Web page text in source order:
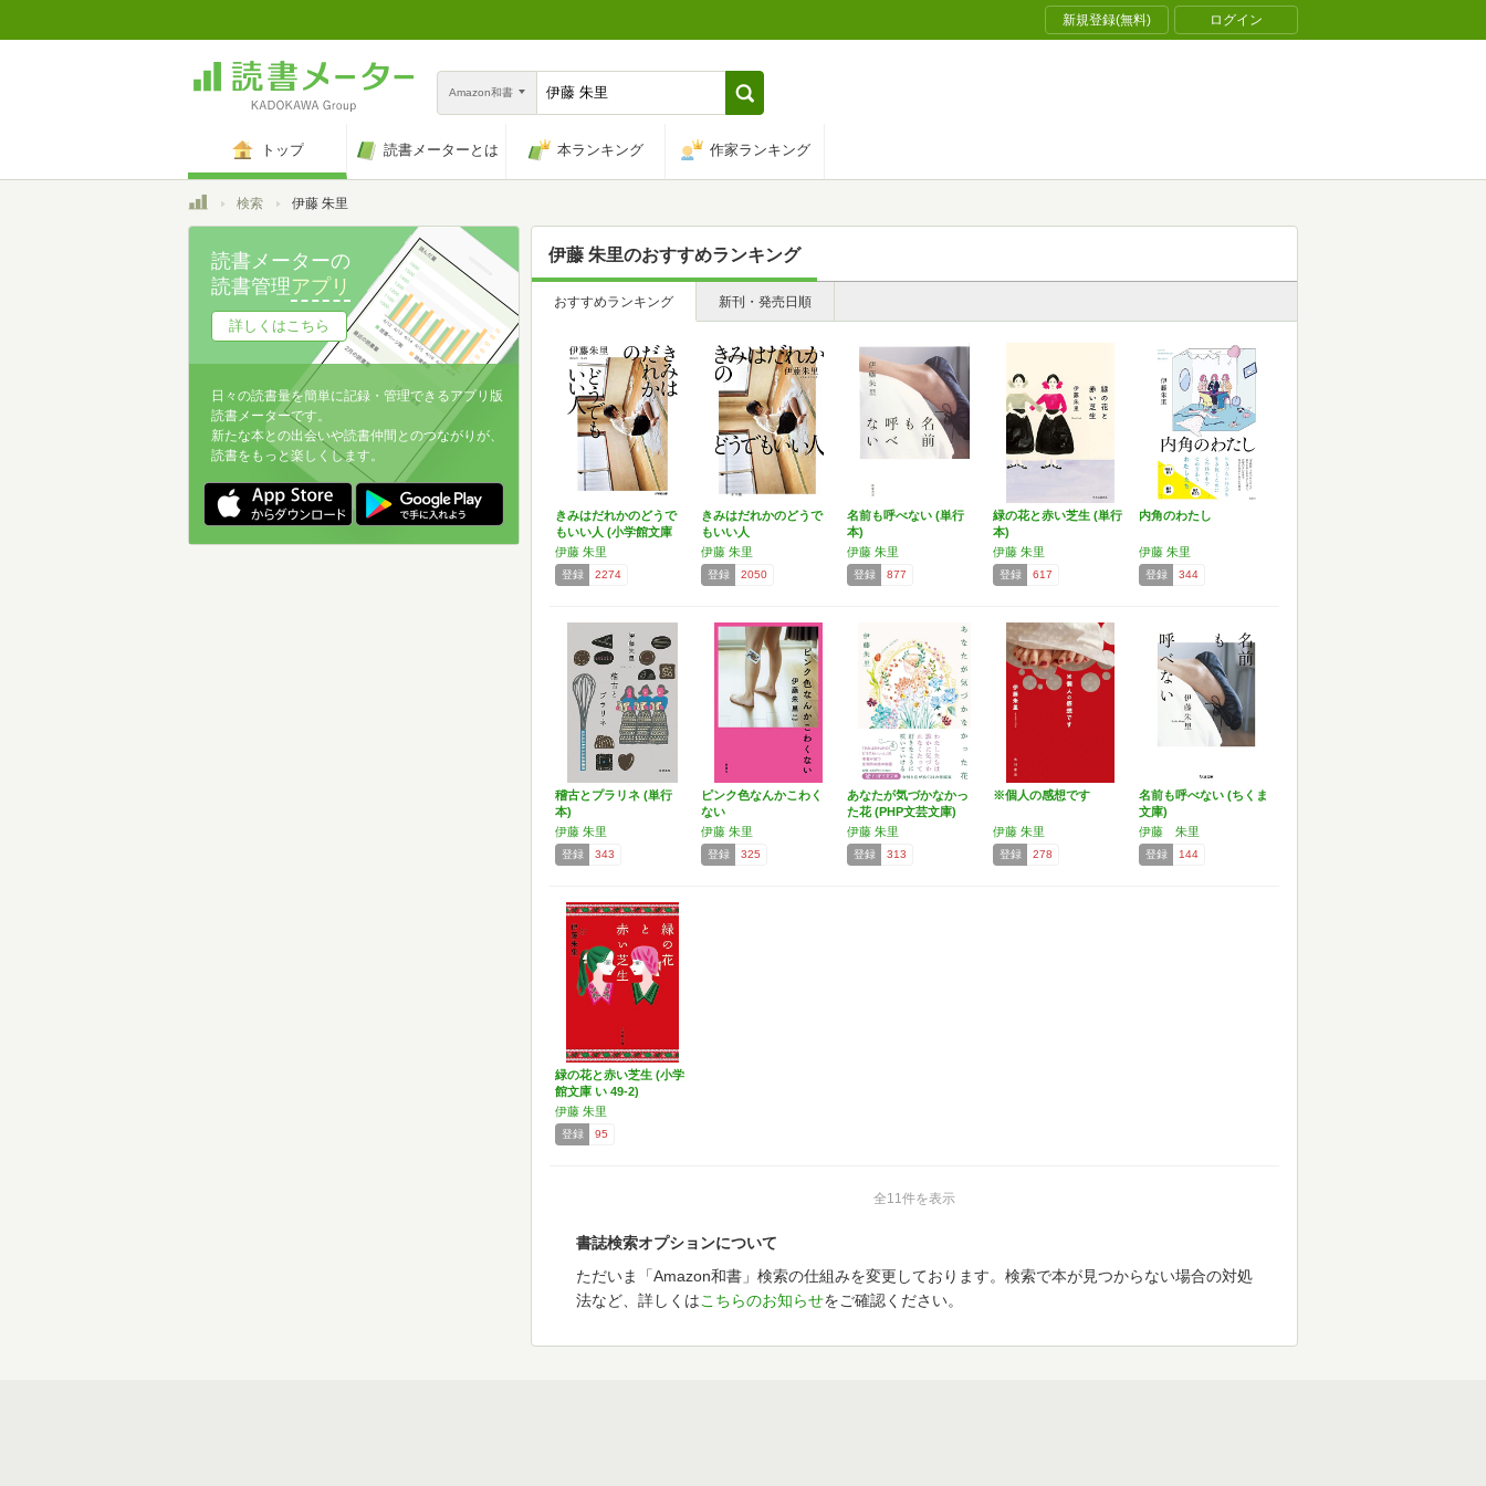
新規登録(無料) ログイン
Amazon和書
トップ 読書メーターとは 本ランキング 作家ランキング
トップ検索 伊藤 朱里
伊藤 朱里のおすすめランキング
おすすめランキング 新刊・発売日順
きみはだれかのどうで
もいい人 (小学館文庫
…
伊藤 朱里
登録 2274
きみはだれかのどうで
もいい人
伊藤 朱里
登録 2050
名前も呼べない (単行
本)
伊藤 朱里
登録 877
緑の花と赤い芝生 (単行
本)
伊藤 朱里
登録 617
内角のわたし
伊藤 朱里
登録 344
稽古とプラリネ (単行
本)
伊藤 朱里
登録 343
ピンク色なんかこわく
ない
伊藤 朱里
登録 325
あなたが気づかなかっ
た花 (PHP文芸文庫)
伊藤 朱里
登録 313
※個人の感想です
伊藤 朱里
登録 278
名前も呼べない (ちくま
文庫)
伊藤 朱里
登録 144
緑の花と赤い芝生 (小学
館文庫 い 49-2)
伊藤 朱里
登録 95
全11件を表示
書誌検索オプションについて
ただいま「Amazon和書」検索の仕組みを変更しております。検索で本が見つからない場合の対処
法など、詳しくはこちらのお知らせをご確認ください。
読書メーターの
読書管理アプリ
詳しくはこちら
日々の読書量を簡単に記録・管理できるアプリ版
読書メーターです。
新たな本との出会いや読書仲間とのつながりが、
読書をもっと楽しくします。